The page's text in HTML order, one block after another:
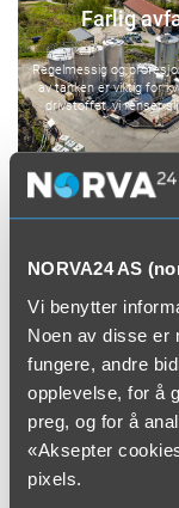
NORVA24 AS
Vi benytter
Noen av disse er
fungere, andre
opplevelse, for å
preg, og for å
«Aksepter
pixels.
Farlig
Regelmessig og
av tanken er viktig for
drivstoffet, vi renser
sikkerhet og miljø